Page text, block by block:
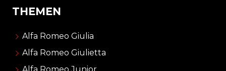
THEMEN
Alfa Romeo Giulia
Alfa Romeo Giulietta
Alfa Romeo Junior